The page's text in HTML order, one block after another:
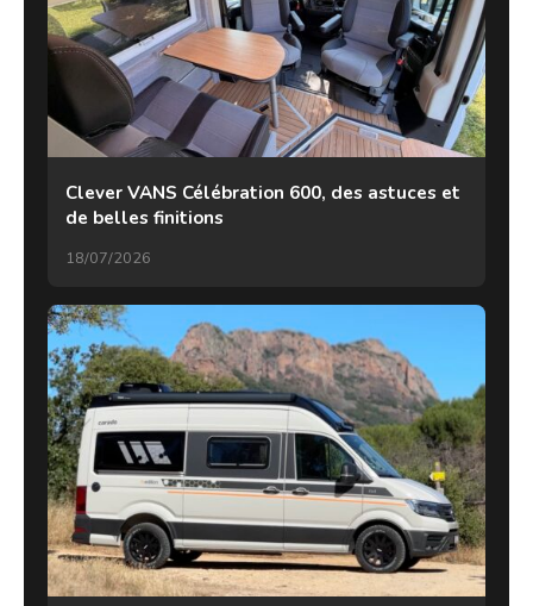
Clever VANS Célébration 600, des astuces et
de belles finitions
18/07/2026